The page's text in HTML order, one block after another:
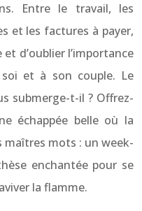
Entre le travail, les
et les factures à payer,
d’oublier l’importance
et à son couple. Le
submerge-t-il ? Offrez-
échappée belle où la
mots : un week-
enchantée pour se
la flamme.